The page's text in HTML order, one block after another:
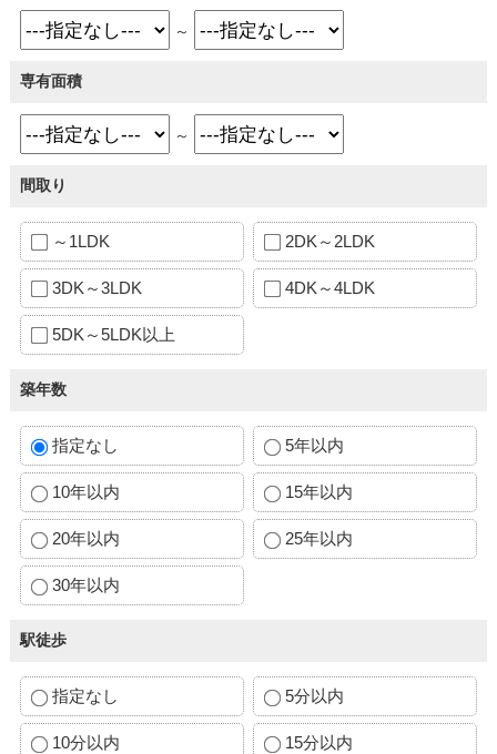
～
専有面積
～
間取り
～1LDK 2DK～2LDK
3DK～3LDK 4DK～4LDK
5DK～5LDK以上
築年数
指定なし 5年以内
10年以内 15年以内
20年以内 25年以内
30年以内
駅徒歩
指定なし 5分以内
10分以内 15分以内